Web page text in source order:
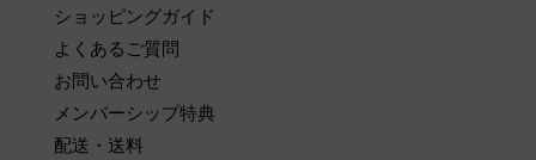
ショッピングガイド
よくあるご質問
お問い合わせ
メンバーシップ特典
配送・送料